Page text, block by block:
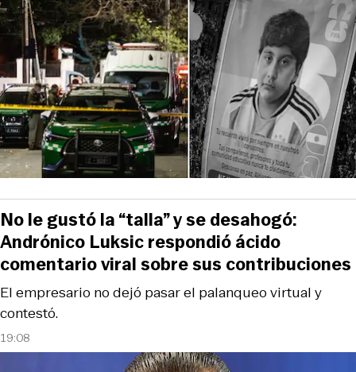
19:08
El empresario no dejó pasar el palanqueo virtual y
contestó.
No le gustó la “talla” y se desahogó:
Andrónico Luksic respondió ácido
comentario viral sobre sus contribuciones